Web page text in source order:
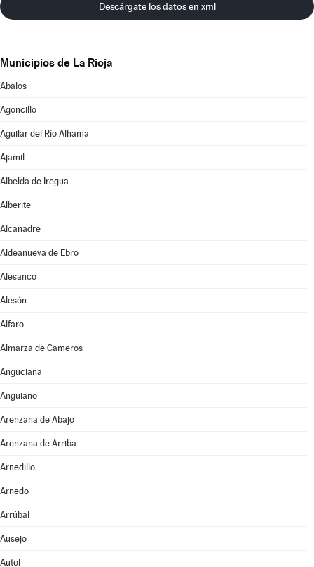
Descárgate los datos en xml
Municipios de La Rioja
Abalos
Agoncillo
Aguilar del Río Alhama
Ajamil
Albelda de Iregua
Alberite
Alcanadre
Aldeanueva de Ebro
Alesanco
Alesón
Alfaro
Almarza de Cameros
Anguciana
Anguiano
Arenzana de Abajo
Arenzana de Arriba
Arnedillo
Arnedo
Arrúbal
Ausejo
Autol